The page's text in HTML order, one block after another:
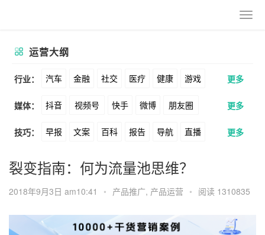
运营大纲
行业： 汽车 金融 社交 医疗 健康 游戏
动漫 美妆 美食 家装 教育 婚纱
酒旅 母婴 宠物 文娱 跨境 科技
广告 元宇宙 房地产
更多
媒体： 抖音 视频号 快手 微博 朋友圈
公众号 B站 小红书 头条 知乎
Soul 360 百度 搜狗 爱奇艺
美图 最右 神马 谷歌 Facebook
Tiktok YouTube Yahoo Bing
更多
技巧： 早报 文案 百科 报告 导航 直播
卖货 脚本 话术 电商 私域 社群
涨粉 广告 推广 方案 策划 案例
数据 拉新 活动 用户 海外
更多
裂变指南：何为流量池思维？
2018年9月3日 am10:41 • 产品推广, 产品运营 • 阅读 1310835